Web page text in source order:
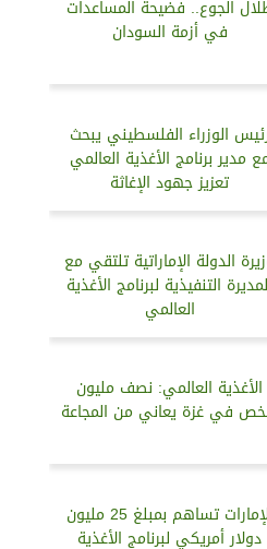
الجوع.. فضيحة المساعدات
في أزمة السودان
الوزراء الفلسطيني يبحث
مدير برنامج الأغذية العالمي
تعزيز جهود الإغاثة
الدولة الإماراتية تلتقي مع
التنفيذية لبرنامج الأغذية
العالمي
الأغذية العالمي: نصف مليون
في غزة يعاني من المجاعة
الإمارات تساهم بمبلغ 25 مليون
دولار أمريكي لبرنامج الأغذية